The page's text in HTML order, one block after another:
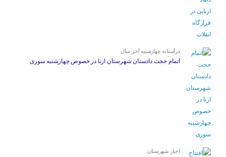
درآستانه چهارشنبه آخر سال
اتمام حجت دادستان شهرستان ازنا در خصوص چهارشنبه ‌سوری
اخبار شهرستان: